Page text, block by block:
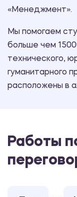
«Менеджмент».
Мы помогаем
больше чем
технического,
гуманитарного
расположены в
Работы